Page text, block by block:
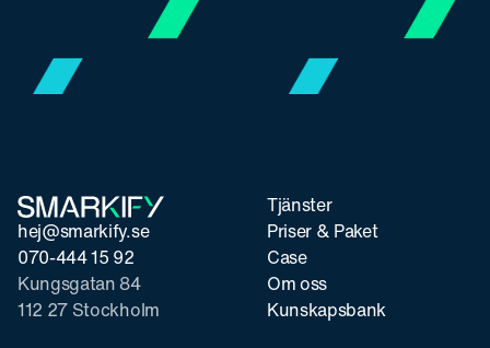
hej@smarkify.se
070-444 15 92
Kungsgatan 84
112 27 Stockholm
Tjänster
Priser & Paket
Case
Om oss
Kunskapsbank